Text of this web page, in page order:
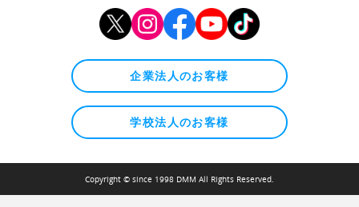
企業法人のお客様
学校法人のお客様
Copyright © since 1998 DMM All Rights Reserved.